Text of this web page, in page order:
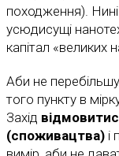
походження). Нині
усюдисущі
капітал «великих
Аби не
того пункту в
Захід
(споживацтва) і